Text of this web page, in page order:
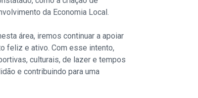
da Economia Local.
área, iremos continuar a apoiar
feliz e ativo. Com esse intento,
culturais, de lazer e tempos
e contribuindo para uma